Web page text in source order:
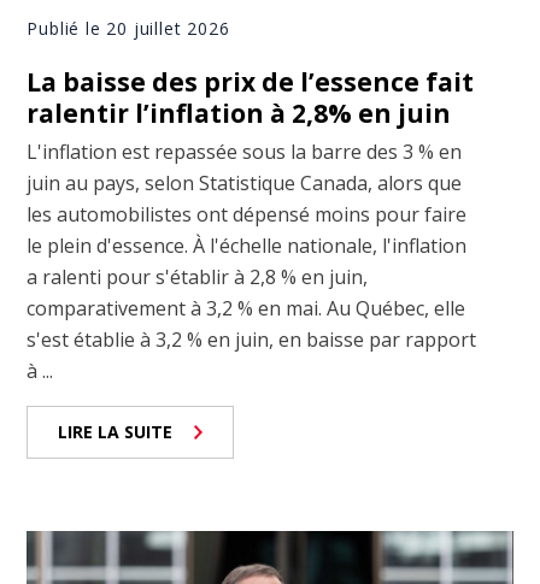
Publié le 20 juillet 2026
La baisse des prix de l’essence fait
ralentir l’inflation à 2,8% en juin
L'inflation est repassée sous la barre des 3 % en
juin au pays, selon Statistique Canada, alors que
les automobilistes ont dépensé moins pour faire
le plein d'essence. À l'échelle nationale, l'inflation
a ralenti pour s'établir à 2,8 % en juin,
comparativement à 3,2 % en mai. Au Québec, elle
s'est établie à 3,2 % en juin, en baisse par rapport
à ...
LIRE LA SUITE